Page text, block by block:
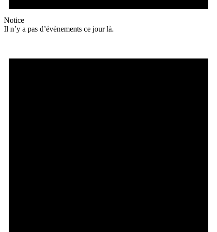
Notice
Il n’y a pas d’évènements ce jour là.